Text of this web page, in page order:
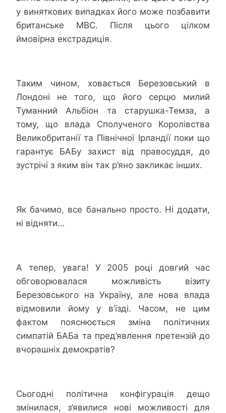
у виняткових випадках його може позбавити
британське МВС. Після цього цілком
ймовірна екстрадиція.
Таким чином, ховається Березовський в
Лондоні не того, що його серцю милий
Туманний Альбіон та старушка-Темза, а
тому, що влада Сполученого Королівства
Великобританії та Північної Ірландії поки що
гарантує БАБу захист від правосуддя, до
зустрічі з яким він так р’яно закликає інших.
Як бачимо, все банально просто. Ні додати,
ні відняти…
А тепер, увага! У 2005 році довгий час
обговорювалася можливість візиту
Березовського на Україну, але нова влада
відмовили йому у в’їзді. Часом, не цим
фактом пояснюється зміна політичних
симпатій БАБа та пред’явлення претензій до
вчорашніх демократів?
Сьогодні політична конфігурація дещо
змінилася, з’явилися нові можливості для